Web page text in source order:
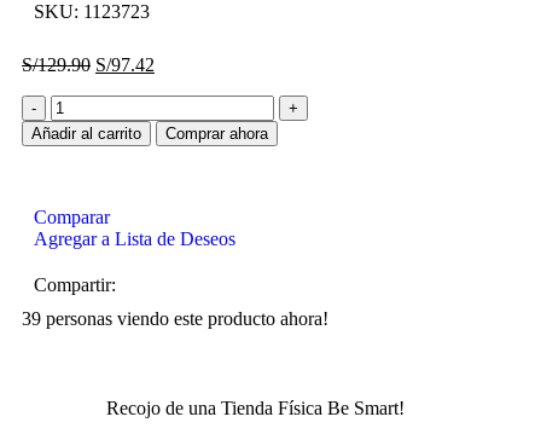
SKU: 1123723
S/129.90 S/97.42
Añadir al carrito Comprar ahora
Comparar
Agregar a Lista de Deseos
Compartir:
39 personas viendo este producto ahora!
Recojo de una Tienda Física Be Smart!